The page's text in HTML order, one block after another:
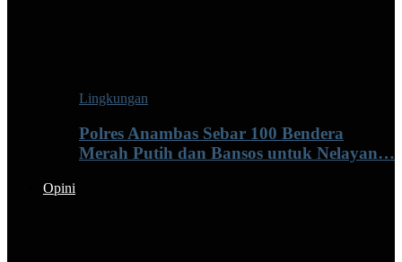
Lingkungan
Polres Anambas Sebar 100 Bendera
Merah Putih dan Bansos untuk Nelayan…
Opini